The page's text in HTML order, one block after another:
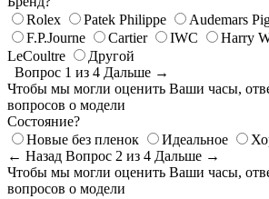
Rolex
Patek Philippe Audemars
F.P.Journe
Cartier IWC Harry
LeCoultre
Другой
Вопрос 1 из 4 Дальше →
Чтобы мы могли оценить Ваши часы,
вопросов о модели
Состояние?
Новые без пленок
Идеальное
← Назад Вопрос 2 из 4 Дальше →
Чтобы мы могли оценить Ваши часы,
вопросов о модели